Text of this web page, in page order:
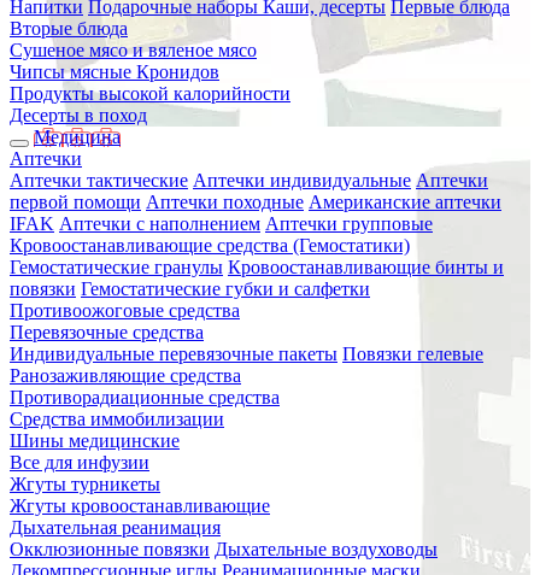
Напитки Подарочные наборы Каши, десерты Первые блюда
Вторые блюда
Сушеное мясо и вяленое мясо
Чипсы мясные Кронидов
Продукты высокой калорийности
Десерты в поход
Медицина
Аптечки
Аптечки тактические Аптечки индивидуальные Аптечки
первой помощи Аптечки походные Американские аптечки
IFAK Аптечки с наполнением Аптечки групповые
Кровоостанавливающие средства (Гемостатики)
Гемостатические гранулы Кровоостанавливающие бинты и
повязки Гемостатические губки и салфетки
Противоожоговые средства
Перевязочные средства
Индивидуальные перевязочные пакеты Повязки гелевые
Ранозаживляющие средства
Противорадиационные средства
Средства иммобилизации
Шины медицинские
Все для инфузии
Жгуты турникеты
Жгуты кровоостанавливающие
Дыхательная реанимация
Окклюзионные повязки Дыхательные воздуховоды